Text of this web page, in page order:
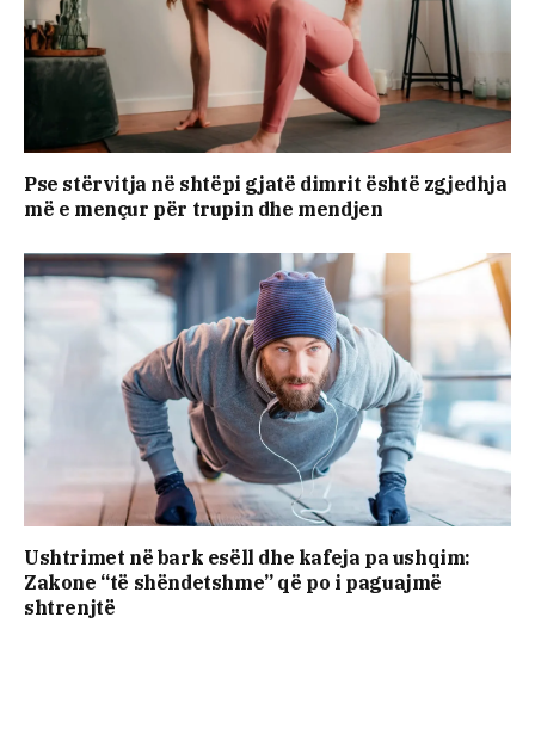
Pse stërvitja në shtëpi gjatë dimrit është zgjedhja
më e mençur për trupin dhe mendjen
Ushtrimet në bark esëll dhe kafeja pa ushqim:
Zakone “të shëndetshme” që po i paguajmë
shtrenjtë